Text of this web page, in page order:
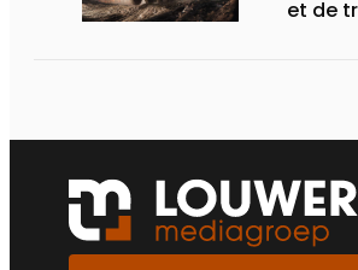
et de